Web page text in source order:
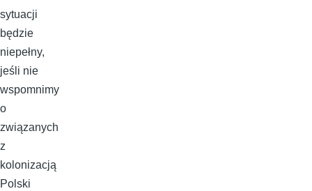
sytuacji
będzie
niepełny,
jeśli nie
wspomnimy
o
związanych
z
kolonizacją
Polski